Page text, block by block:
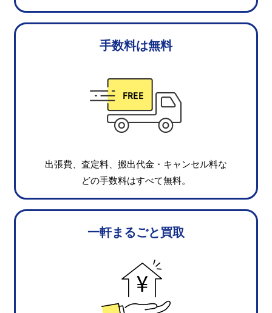
手数料は無料
出張費、査定料、搬出代金・キャンセル料な
どの手数料はすべて無料。
一軒まるごと買取